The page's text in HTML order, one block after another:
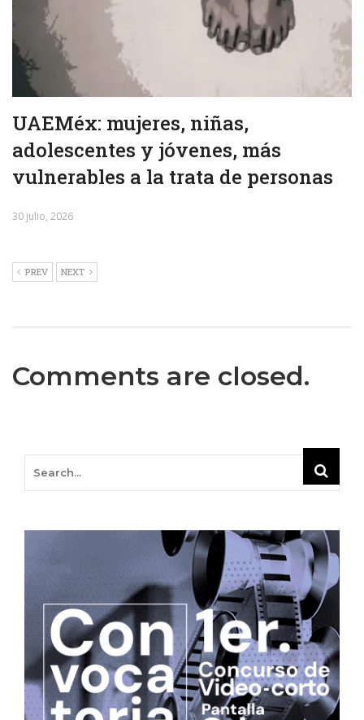
UAEMéx: mujeres, niñas,
adolescentes y jóvenes, más
vulnerables a la trata de personas
30 julio, 2026
PREV NEXT
Comments are closed.